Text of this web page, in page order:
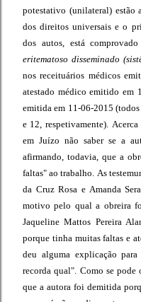
potestativo (unilateral) estão
dos direitos universais e o
dos autos, está
eritematoso disseminado
nos receituários médicos
atestado médico emitido em
emitida em 11-06-2015
e 12, respetivamente). Acerca
em Juízo não saber se a
afirmando, todavia, que a
faltas" ao trabalho. As
da Cruz Rosa e Amanda
motivo pelo qual a obreira
Jaqueline Mattos Pereira
porque tinha muitas faltas e
deu alguma explicação
recorda qual". Como se pode
que a autora foi demitida